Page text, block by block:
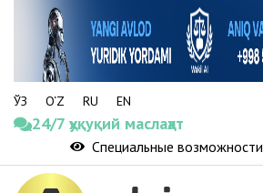
ЎЗ O‘Z RU EN
24/7 ҳуқуқий маслаҳат
Специальные возможности